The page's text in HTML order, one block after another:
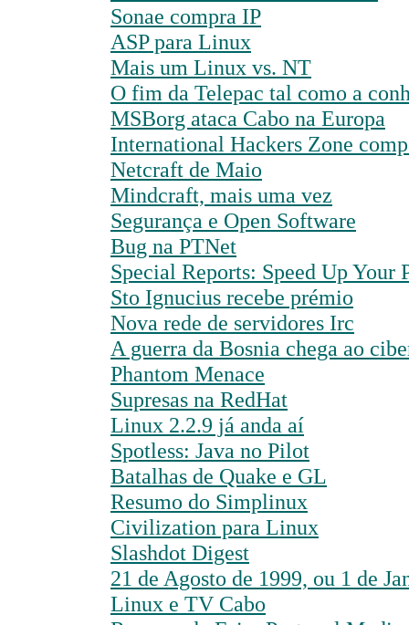
Sonae compra IP
ASP para Linux
Mais um Linux vs. NT
O fim da Telepac tal como a
MSBorg ataca Cabo na Europa
International Hackers Zone
Netcraft de Maio
Mindcraft, mais uma vez
Segurança e Open Software
Bug na PTNet
Special Reports: Speed Up Your
Sto Ignucius recebe prémio
Nova rede de servidores Irc
A guerra da Bosnia chega ao
Phantom Menace
Supresas na RedHat
Linux 2.2.9 já anda aí
Spotless: Java no Pilot
Batalhas de Quake e GL
Resumo do Simplinux
Civilization para Linux
Slashdot Digest
21 de Agosto de 1999, ou 1 de
Linux e TV Cabo